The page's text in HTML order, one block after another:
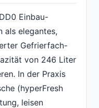
Einbau-
als elegantes,
Gefrierfach-
von 246 Liter
In der Praxis
(hyperFresh
leisen